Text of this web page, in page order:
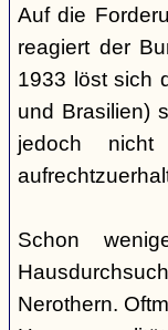
Auf die
reagiert der
1933 löst sich
und Brasilien)
jedoch nicht
Schon
Nerothern.